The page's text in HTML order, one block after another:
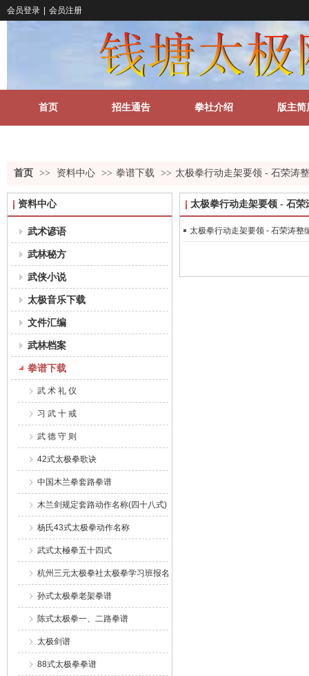
会员登录 会员注册
首页 招生通告 拳社介绍 版主简
首页 >> 资料中心 >> 拳谱下载 >> 太极拳行动走架要领 - 石荣涛
资料中心
武术谚语
武林秘方
武侠小说
太极音乐下载
文件汇编
武林档案
拳谱下载
武 术 礼 仪
习 武 十 戒
武 德 守 则
42式太极拳歌诀
中国木兰拳套路拳谱
木兰剑规定套路动作名称(四十八式)
杨氏43式太极拳动作名称
武式太極拳五十四式
杭州三元太极拳社太极拳学习班报名表
孙式太极拳老架拳谱
陈式太极拳一、二路拳谱
太极剑谱
88式太极拳拳谱
太极拳行动走架要领 - 石荣
太极拳行动走架要领 - 石荣涛整